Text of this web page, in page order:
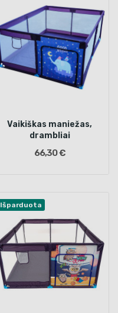
Vaikiškas maniežas,
drambliai
66,30 €
Išparduota